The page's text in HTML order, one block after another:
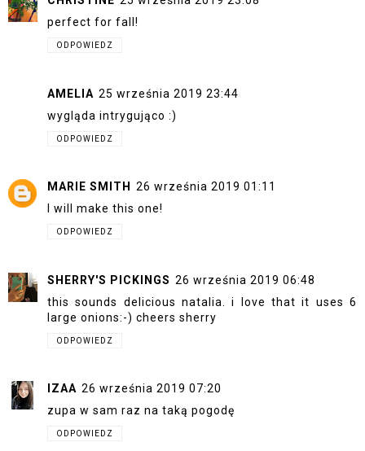
perfect for fall!
ODPOWIEDZ
AMELIA 25 września 2019 23:44
wygląda intrygująco :)
ODPOWIEDZ
MARIE SMITH
26 września 2019 01:11
I will make this one!
ODPOWIEDZ
SHERRY'S PICKINGS 26 września 2019 06:48
this sounds delicious natalia. i love that it uses 6
large onions:-) cheers sherry
ODPOWIEDZ
IZAA 26 września 2019 07:20
zupa w sam raz na taką pogodę
ODPOWIEDZ